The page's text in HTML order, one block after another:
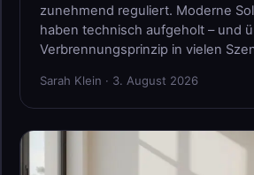
zunehmend reguliert. Moderne
haben technisch aufgeholt – und
Verbrennungsprinzip in vielen
Sarah Klein · 3. August 2026